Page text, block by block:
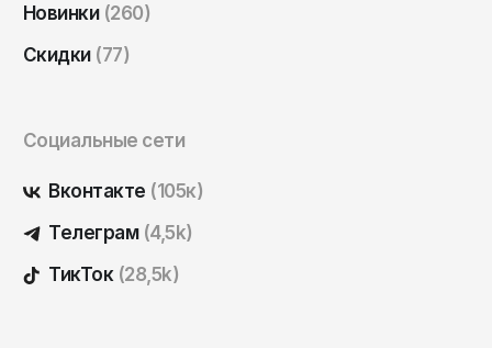
Новинки (260)
Скидки (77)
Социальные сети
Вконтакте (105к)
Телеграм (4,5k)
ТикТок (28,5k)